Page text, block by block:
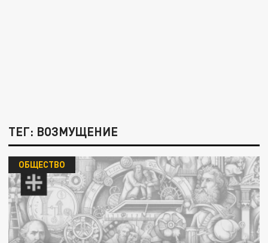
ТЕГ: ВОЗМУЩЕНИЕ
ОБЩЕСТВО